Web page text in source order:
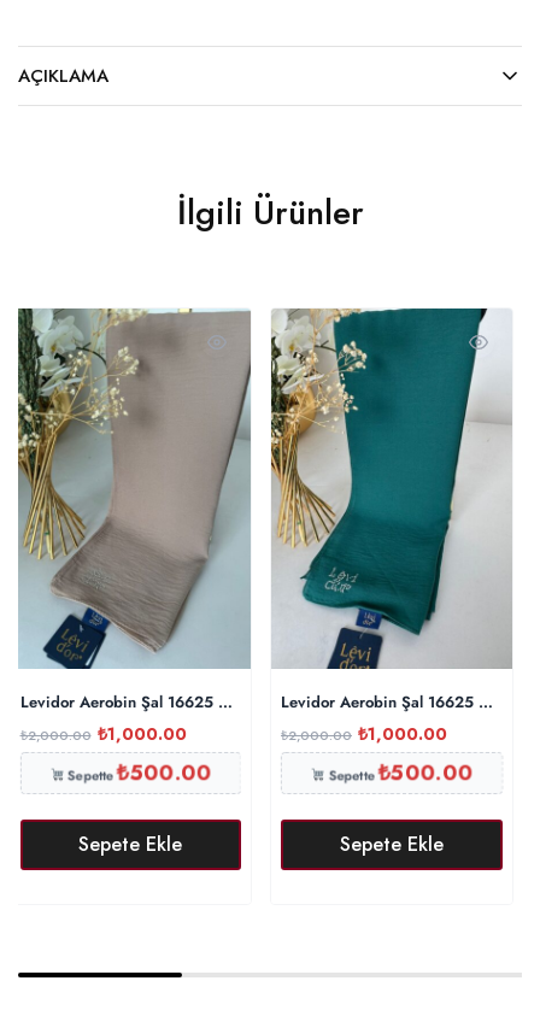
AÇIKLAMA
İlgili Ürünler
Levidor Aerobin Şal 16625 – Kum Beji
₺2,000.00 ₺1,000.00
Sepette₺500.00
Sepete Ekle
Levidor Aerobin Şal 16625 – Yeşil
₺2,000.00 ₺1,000.00
Sepette₺500.00
Sepete Ekle